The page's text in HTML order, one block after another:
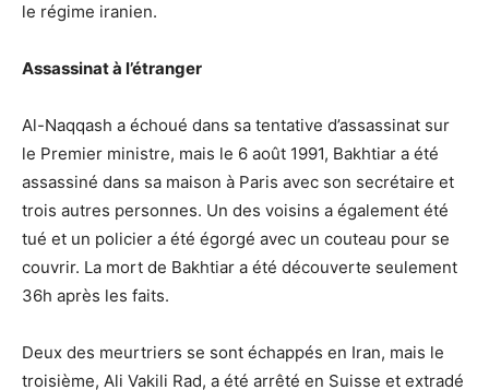
le régime iranien.
Assassinat à l’étranger
Al-Naqqash a échoué dans sa tentative d’assassinat sur
le Premier ministre, mais le 6 août 1991, Bakhtiar a été
assassiné dans sa maison à Paris avec son secrétaire et
trois autres personnes. Un des voisins a également été
tué et un policier a été égorgé avec un couteau pour se
couvrir. La mort de Bakhtiar a été découverte seulement
36h après les faits.
Deux des meurtriers se sont échappés en Iran, mais le
troisième, Ali Vakili Rad, a été arrêté en Suisse et extradé